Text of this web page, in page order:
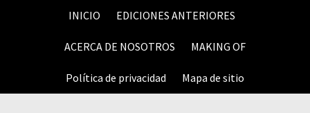
INICIO EDICIONES ANTERIORES
ACERCA DE NOSOTROS MAKING OF
Política de privacidad Mapa de sitio